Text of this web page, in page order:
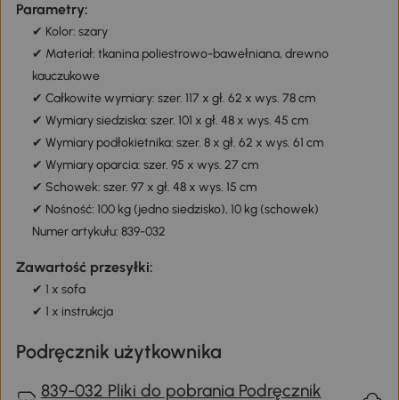
Parametry:
✔ Kolor: szary
✔ Materiał: tkanina poliestrowo-bawełniana, drewno
kauczukowe
✔ Całkowite wymiary: szer. 117 x gł. 62 x wys. 78 cm
✔ Wymiary siedziska: szer. 101 x gł. 48 x wys. 45 cm
✔ Wymiary podłokietnika: szer. 8 x gł. 62 x wys. 61 cm
✔ Wymiary oparcia: szer. 95 x wys. 27 cm
✔ Schowek: szer. 97 x gł. 48 x wys. 15 cm
✔ Nośność: 100 kg (jedno siedzisko), 10 kg (schowek)
Numer artykułu: 839-032
Zawartość przesyłki:
✔ 1 x sofa
✔ 1 x instrukcja
Podręcznik użytkownika
839-032 Pliki do pobrania Podręcznik